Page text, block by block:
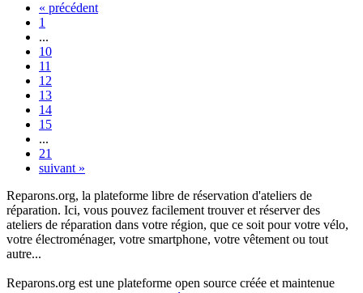
« précédent
1
...
10
11
12
13
14
15
...
21
suivant »
Reparons.org, la plateforme libre de réservation d'ateliers de
réparation. Ici, vous pouvez facilement trouver et réserver des
ateliers de réparation dans votre région, que ce soit pour votre vélo,
votre électroménager, votre smartphone, votre vêtement ou tout
autre...
Reparons.org est une plateforme open source créée et maintenue